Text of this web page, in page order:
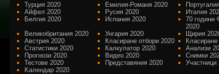
Турция 2020
Емилия-Романя 2020
Айфел 2020
Русия 2020
Италия
Белгия 2020
Испания 2020
70 години
2020
Великобритания 2020
Унгария 2020
Щирия
Австрия 2020
Класиране отбори 2020
Статистики 2020
Калкулатор 2020
Анализи
Прогнози 2020
Видео 2020
Снимки
Тестове 2020
Представяния 2020
Участници
Kалендар 2020